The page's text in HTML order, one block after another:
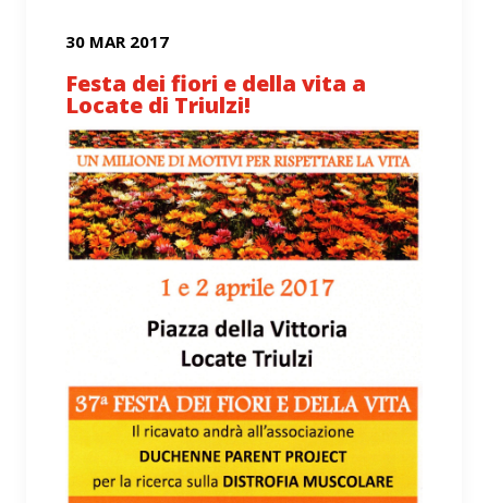
30 MAR 2017
Festa dei fiori e della vita a
Locate di Triulzi!